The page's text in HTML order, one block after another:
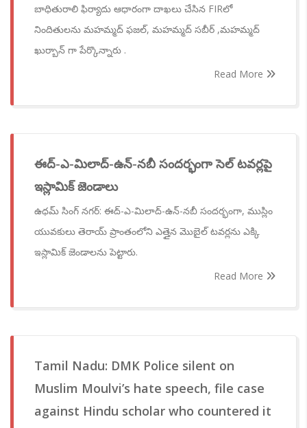
బాధితురాలి ఫిర్యాదు ఆధారంగా దాఖలు చేసిన FIRలో
నిందితులను మహమ్మద్ ఫజల్, మహమ్మద్ సబీర్ ,మహమ్మద్
ఖుర్బాన్ గా పేర్కొన్నారు .
Read More
ఈద్-ఎ-మిలాద్-ఉన్-నబీ సందర్భంగా సెల్ టవర్లపై
ఇస్లామిక్ జెండాలు
ఉధమ్ సింగ్ నగర్: ఈద్-ఎ-మిలాద్-ఉన్-నబీ సందర్భంగా, ముస్లిం
యువకులు తెరాయ్ ప్రాంతంలోని ఎత్తైన మొబైల్ టవర్లను ఎక్కి
ఇస్లామిక్ జెండాలను పెట్టారు.
Read More
Tamil Nadu: DMK Police silent on
Muslim Moulvi’s hate speech, file case
against Hindu scholar who countered it